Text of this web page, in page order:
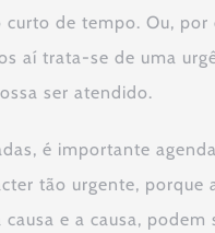
de tempo. Ou,
aí trata-se de uma
ser atendido.
é importante
tão urgente,
e a causa,